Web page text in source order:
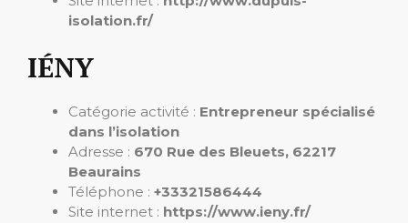
isolation.fr/
IÉNY
Catégorie activité : Entrepreneur spécialisé
dans l’isolation
Adresse : 670 Rue des Bleuets, 62217
Beaurains
Téléphone : +33321586444
Site internet : https://www.ieny.fr/